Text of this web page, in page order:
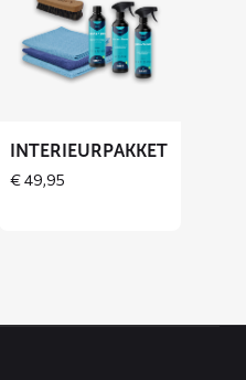
Interieurpakket
INTERIEURPAKKET
€49,95